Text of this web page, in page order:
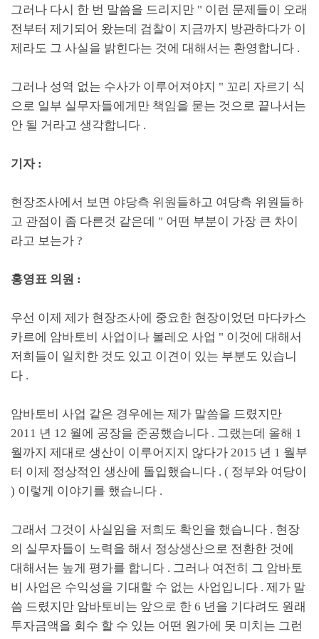
그러나 다시 한 번 말씀을 드리지만 " 이런 문제들이 오래
전부터 제기되어 왔는데 검찰이 지금까지 방관하다가 이
제라도 그 사실을 밝힌다는 것에 대해서는 환영합니다 .
그러나 성역 없는 수사가 이루어져야지 " 꼬리 자르기 식
으로 일부 실무자들에게만 책임을 묻는 것으로 끝나서는
안 될 거라고 생각합니다 .
기자 :
현장조사에서 보면 야당측 위원들하고 여당측 위원들하
고 관점이 좀 다른것 같은데 " 어떤 부분이 가장 큰 차이
라고 보는가 ?
홍영표 의원 :
우선 이제 제가 현장조사에 중요한 현장이었던 마다카스
카르에 암바토비 사업이나 볼레오 사업 " 이것에 대해서
저희들이 일치한 것도 있고 이견이 있는 부분도 있습니
다 .
암바토비 사업 같은 경우에는 제가 말씀을 드렸지만
2011 년 12 월에 공장을 준공했습니다 . 그랬는데 올해 1
월까지 제대로 생산이 이루어지지 않다가 2015 년 1 월부
터 이제 정상적인 생산에 돌입했습니다 . ( 정부와 여당이
) 이렇게 이야기를 했습니다 .
그래서 그것이 사실임을 저희도 확인을 했습니다 . 현장
의 실무자들이 노력을 해서 정상생산으로 전환한 것에
대해서는 높게 평가를 합니다 . 그러나 여전히 그 암바토
비 사업은 수익성을 기대할 수 없는 사업입니다 . 제가 말
씀 드렸지만 암바토비는 앞으로 한 6 년을 기다려도 원래
투자금액을 회수 할 수 있는 어떤 원가에 못 미치는 그런